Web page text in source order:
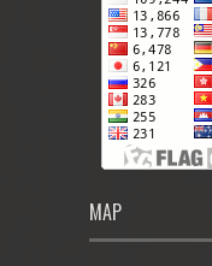
MAP